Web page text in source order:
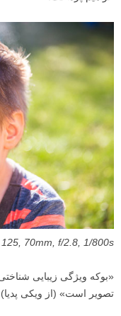
70mm, f/2.8, 1/800s
«بوکه ویژگی زیبایی
تصویر است» (از ویکی